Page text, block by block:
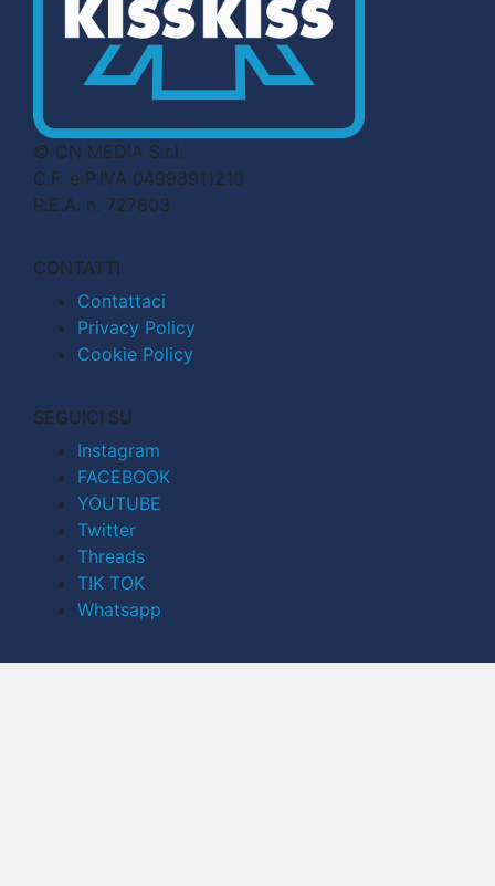
© CN MEDIA S.r.l.
C.F. e P.IVA 04998911210
R.E.A. n. 727803
CONTATTI
Contattaci
Privacy Policy
Cookie Policy
SEGUICI SU
Instagram
FACEBOOK
YOUTUBE
Twitter
Threads
TIK TOK
Whatsapp